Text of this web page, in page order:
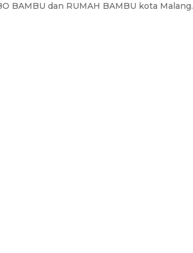
BAMBU dan RUMAH BAMBU kota Malang.